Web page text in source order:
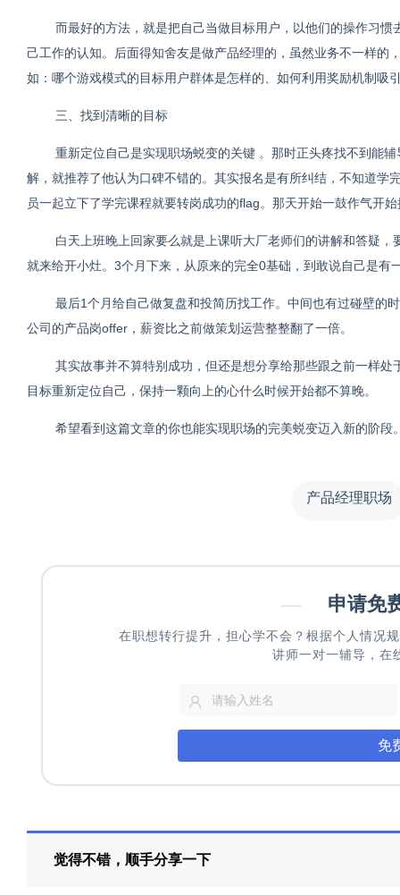
而最好的方法，就是把自己当做目标用户，以他们的操作习
己工作的认知。后面得知舍友是做产品经理的，虽然业务不一样
如：哪个游戏模式的目标用户群体是怎样的、如何利用奖励机制吸
三、找到清晰的目标
重新定位自己是实现职场蜕变的关键 。那时正头疼找不到能
解，就推荐了他认为口碑不错的。其实报名是有所纠结，不知道
员一起立下了学完课程就要转岗成功的flag。那天开始一鼓作气开
白天上班晚上回家要么就是上课听大厂老师们的讲解和答疑
就来给开小灶。3个月下来，从原来的完全0基础，到敢说自己是有
最后1个月给自己做复盘和投简历找工作。中间也有过碰壁的
公司的产品岗offer，薪资比之前做策划运营整整翻了一倍。
其实故事并不算特别成功，但还是想分享给那些跟之前一样
目标重新定位自己，保持一颗向上的心什么时候开始都不算晚。
希望看到这篇文章的你也能实现职场的完美蜕变迈入新的阶段
产品经理职场
— 申请免
在职想转行提升，担心学不会？根据个人情况
讲师一对一辅导，在
免
觉得不错，顺手分享一下